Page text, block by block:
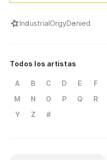
IndustrialOrgyDenied
Todos los artistas
A B C D E F
M
N O P Q R
Y
Z #